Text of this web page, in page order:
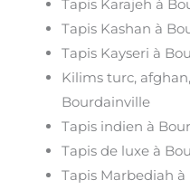
Tapis Karajeh à
Tapis Kashan à
Tapis Kayseri à
Kilims turc,
Bourdainville
Tapis indien à
Tapis de luxe à
Tapis Marbediah